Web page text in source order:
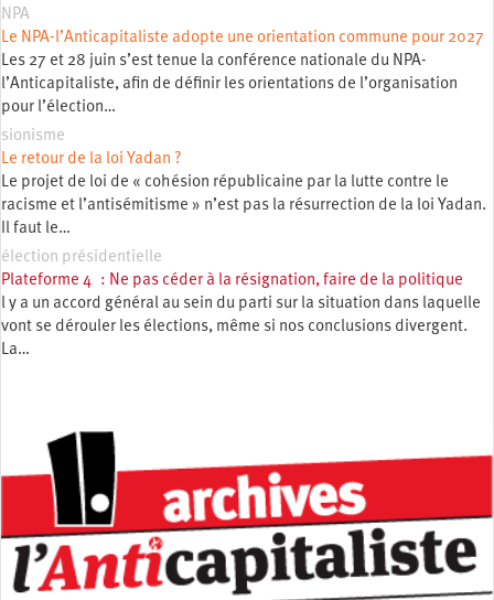
NPA
Le NPA-l’Anticapitaliste adopte une orientation commune pour 2027
Les 27 et 28 juin s’est tenue la conférence nationale du NPA-
l’Anticapitaliste, afin de définir les orientations de l’organisation
pour l’élection…
sionisme
Le retour de la loi Yadan ?
Le projet de loi de « cohésion républicaine par la lutte contre le
racisme et l’antisémitisme » n’est pas la résurrection de la loi Yadan.
Il faut le…
élection présidentielle
Plateforme 4 : Ne pas céder à la résignation, faire de la politique
l y a un accord général au sein du parti sur la situation dans laquelle
vont se dérouler les élections, même si nos conclusions divergent.
La…